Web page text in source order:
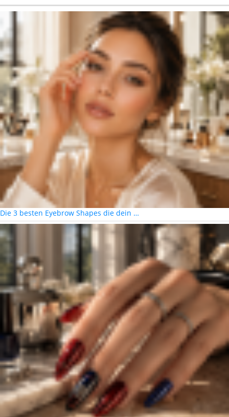
Die 3 besten Eyebrow Shapes die dein …